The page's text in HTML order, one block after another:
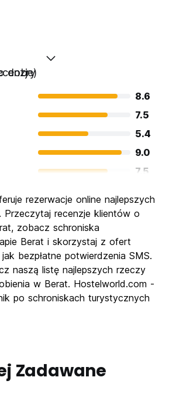
dobry
8.6
7.5
5.4
9.0
7.5
9.0
rezerwacje online najlepszych
Przeczytaj recenzje klientów o
zobacz schroniska
Berat i skorzystaj z ofert
bezpłatne potwierdzenia SMS.
naszą listę najlepszych rzeczy
w Berat. Hostelworld.com -
po schroniskach turystycznych
Zadawane